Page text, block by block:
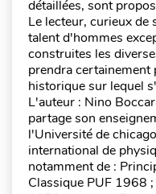
détaillées, sont
Le lecteur, curieux de
talent d'hommes
construites les
prendra certainement
historique sur lequel
L'auteur : Nino
partage son
l'Université de
international de
notamment de :
Classique PUF 1968